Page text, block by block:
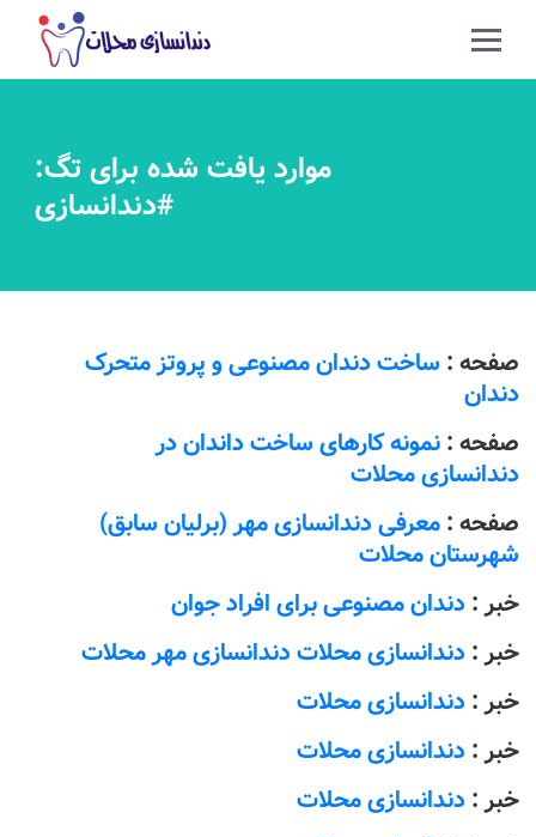
موارد یافت شده برای تگ:
#دندانسازی
صفحه : ساخت دندان مصنوعی و پروتز متحرک
دندان
صفحه :نمونه کارهای ساخت داندان در
دندانسازی محلات
صفحه :معرفی دندانسازی مهر (برلیان سابق)
شهرستان محلات
خبر : دندان مصنوعی برای افراد جوان
خبر : دندانسازی محلات دندانسازی مهر محلات
خبر : دندانسازی محلات
خبر : دندانسازی محلات
خبر : دندانسازی محلات